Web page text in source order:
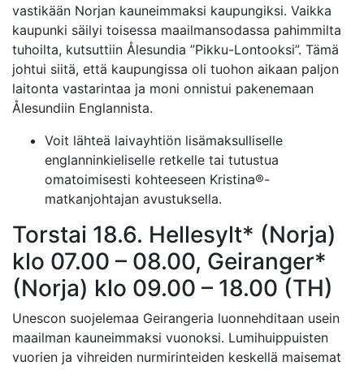
vastikään Norjan kauneimmaksi kaupungiksi. Vaikka
kaupunki säilyi toisessa maailmansodassa pahimmilta
tuhoilta, kutsuttiin Ålesundia ”Pikku-Lontooksi”. Tämä
johtui siitä, että kaupungissa oli tuohon aikaan paljon
laitonta vastarintaa ja moni onnistui pakenemaan
Ålesundiin Englannista.
Voit lähteä laivayhtiön lisämaksulliselle
englanninkieliselle retkelle tai tutustua
omatoimisesti kohteeseen Kristina®-
matkanjohtajan avustuksella.
Torstai 18.6. Hellesylt* (Norja)
klo 07.00 – 08.00, Geiranger*
(Norja) klo 09.00 – 18.00 (TH)
Unescon suojelemaa Geirangeria luonnehditaan usein
maailman kauneimmaksi vuonoksi. Lumihuippuisten
vuorien ja vihreiden nurmirinteiden keskellä maisemat